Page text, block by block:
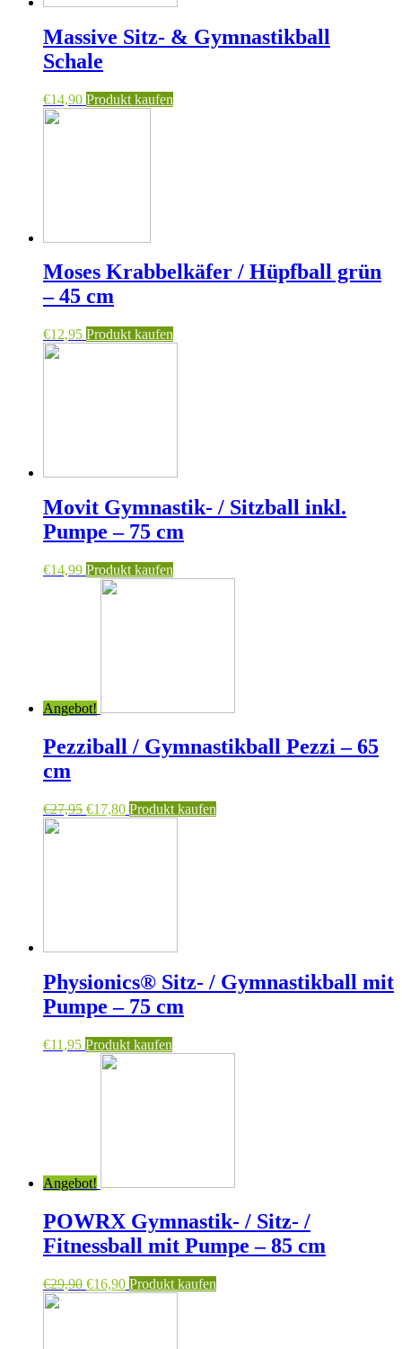
Massive Sitz- & Gymnastikball
Schale
€14,90 Produkt kaufen
Moses Krabbelkäfer / Hüpfball grün
– 45 cm
€12,95 Produkt kaufen
Movit Gymnastik- / Sitzball inkl.
Pumpe – 75 cm
€14,99 Produkt kaufen
Angebot!
Pezziball / Gymnastikball Pezzi – 65
cm
€27,95 €17,80 Produkt kaufen
Physionics® Sitz- / Gymnastikball mit
Pumpe – 75 cm
€11,95 Produkt kaufen
Angebot!
POWRX Gymnastik- / Sitz- /
Fitnessball mit Pumpe – 85 cm
€29,90 €16,90 Produkt kaufen